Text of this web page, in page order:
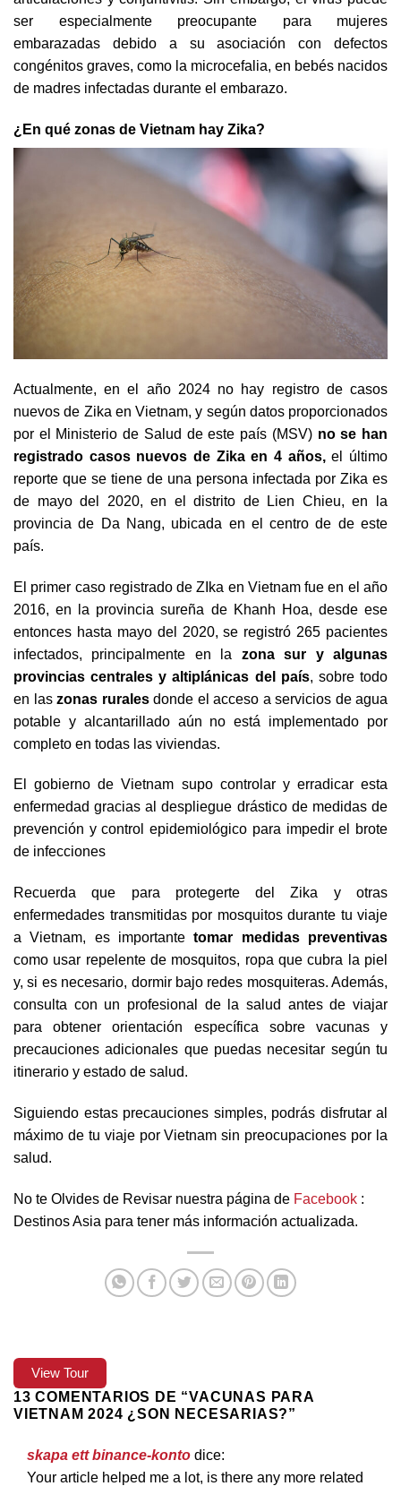
ser especialmente preocupante para mujeres
embarazadas debido a su asociación con defectos
congénitos graves, como la microcefalia, en bebés nacidos
de madres infectadas durante el embarazo.
¿En qué zonas de Vietnam hay Zika?
Actualmente, en el año 2024 no hay registro de casos
nuevos de Zika en Vietnam, y según datos proporcionados
por el Ministerio de Salud de este país (MSV) no se han
registrado casos nuevos de Zika en 4 años,el último
reporte que se tiene de una persona infectada por Zika es
de mayo del 2020, en el distrito de Lien Chieu, en la
provincia de Da Nang, ubicada en el centro de de este
país.
El primer caso registrado de ZIka en Vietnam fue en el año
2016, en la provincia sureña de Khanh Hoa, desde ese
entonces hasta mayo del 2020, se registró 265 pacientes
infectados, principalmente en la zona sur y algunas
provincias centrales y altiplánicas del país, sobre todo
en laszonas ruralesdonde el acceso a servicios de agua
potable y alcantarillado aún no está implementado por
completo en todas las viviendas.
El gobierno de Vietnam supo controlar y erradicar esta
enfermedad gracias al despliegue drástico de medidas de
prevención y control epidemiológico para impedir el brote
de infecciones
Recuerda que para protegerte del Zika y otras
enfermedades transmitidas por mosquitos durante tu viaje
a Vietnam, es importantetomar medidas preventivas
como usar repelente de mosquitos, ropa que cubra la piel
y, si es necesario, dormir bajo redes mosquiteras. Además,
consulta con un profesional de la salud antes de viajar
para obtener orientación específica sobre vacunas y
precauciones adicionales que puedas necesitar según tu
itinerario y estado de salud.
Siguiendo estas precauciones simples, podrás disfrutar al
máximo de tu viaje por Vietnam sin preocupaciones por la
salud.
No te Olvides de Revisar nuestra página de Facebook :
Destinos Asia para tener más información actualizada.
View Tour
13 COMENTARIOS DE “VACUNAS PARA
VIETNAM 2024 ¿SON NECESARIAS?”
skapa ett binance-konto dice:
Your article helped me a lot, is there any more related